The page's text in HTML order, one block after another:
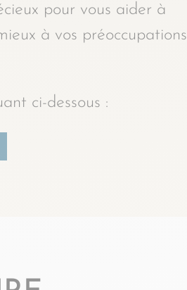
pour vous aider à
à vos préoccupations
ci-dessous :